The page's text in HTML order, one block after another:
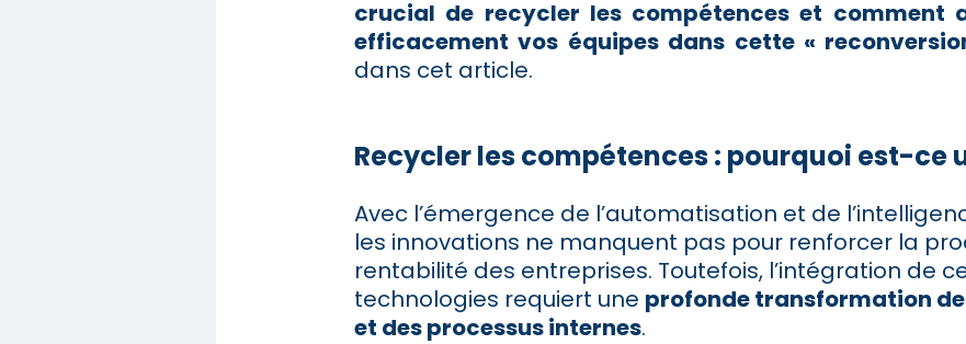
crucial de recycler les compétences et comment
efficacement vos équipes dans cette «
dans cet article.
Recycler les compétences : pourquoi est-ce
Avec l’émergence de l’automatisation et de
les innovations ne manquent pas pour renforcer la
rentabilité des entreprises. Toutefois, l’intégration de
technologies requiert une profonde transformation
et des processus internes.